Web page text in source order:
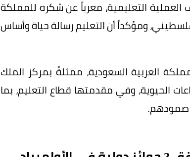
التعليمية، معرباً عن شكره للمملكة
ومؤكداً أن التعليم رسالة حياة وأساس
العربية السعودية، ممثلةً بمركز الملك
الحيوية، وفي مقدمتها قطاع التعليم، بما
صمودهم.